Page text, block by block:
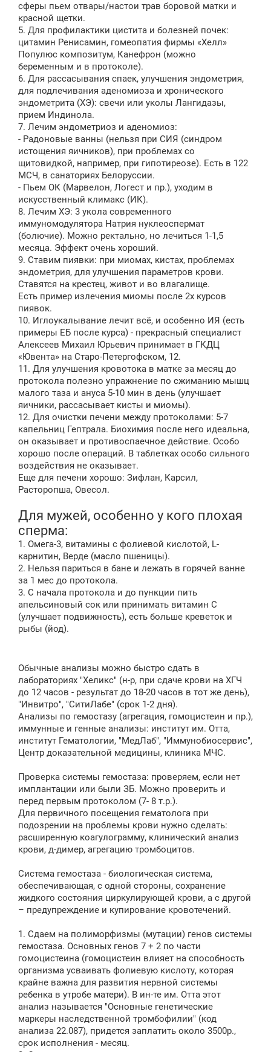
сферы пьем отвары/настои трав боровой матки и
красной щетки.
5. Для профилактики цистита и болезней почек:
цитамин Ренисамин, гомеопатия фирмы «Хелл»
Популюс композитум, Канефрон (можно
беременным и в протоколе).
6. Для рассасывания спаек, улучшения эндометрия,
для подлечивания аденомиоза и хронического
эндометрита (ХЭ): свечи или уколы Лангидазы,
прием Индинола.
7. Лечим эндометриоз и аденомиоз:​
- Радоновые ванны (нельзя при СИЯ (синдром
истощения яичников), при проблемах со
щитовидкой, например, при гипотиреозе). Есть в 122
МСЧ, в санаториях Белоруссии.
- Пьем ОК (Марвелон, Логест и пр.), уходим в
искусственный климакс (ИК).
8. Лечим ХЭ: 3 укола современного
иммуномодулятора Натрия нуклеоспермат
(болючие). Можно ректально, но лечиться 1-1,5
месяца. Эффект очень хороший.
9. Ставим пиявки: при миомах, кистах, проблемах
эндометрия, для улучшения параметров крови.
Ставятся на крестец, живот и во влагалище.
Есть пример излечения миомы после 2х курсов
пиявок.
10. Иглоукалывание лечит всё, и особенно ИЯ (есть
примеры ЕБ после курса) - прекрасный специалист
Алексеев Михаил Юрьевич принимает в ГКДЦ
«Ювента» на Старо-Петергофском, 12.
11. Для улучшения кровотока в матке за месяц до
протокола полезно упражнение по сжиманию мышц
малого таза и ануса 5-10 мин в день (улучшает
яичники, рассасывает кисты и миомы).
12. Для очистки печени между протоколами: 5-7
капельниц Гептрала. Биохимия после него идеальна,
он оказывает и противоспаечное действие. Особо
хорошо после операций. В таблетках особо сильного
воздействия не оказывает.
Еще для печени хорошо: Зифлан, Карсил,
Расторопша, Овесол.
Для мужей, особенно у кого плохая
сперма:
1. Омега-3, витамины с фолиевой кислотой, L-
карнитин, Верде (масло пшеницы).
2. Нельзя париться в бане и лежать в горячей ванне
за 1 мес до протокола.
3. С начала протокола и до пункции пить
апельсиновый сок или принимать витамин С
(улучшает подвижность), есть больше креветок и
рыбы (йод).
Обычные анализы можно быстро сдать в
лабораториях "Хеликс" (н-р, при сдаче крови на ХГЧ
до 12 часов - результат до 18-20 часов в тот же день),
"Инвитро", "СитиЛабе" (срок 1-2 дня).
Анализы по гемостазу (агрегация, гомоцистеин и пр.),
иммунные и генные анализы: институт им. Отта,
институт Гематологии, "МедЛаб", "Иммунобиосервис",
Центр доказательной медицины, клиника МЧС.
Проверка системы гемостаза: проверяем, если нет
имплантации или были ЗБ. Можно проверить и
перед первым протоколом (7- 8 т.р.).
Для первичного посещения гематолога при
подозрении на проблемы крови нужно сделать:
расширенную коагулограмму, клинический анализ
крови, д-димер, агрегацию тромбоцитов.
Система гемостаза - биологическая система,
обеспечивающая, с одной стороны, сохранение
жидкого состояния циркулирующей крови, а с другой
– предупреждение и купирование кровотечений.
1. Сдаем на полиморфизмы (мутации) генов системы
гемостаза. Основных генов 7 + 2 по части
гомоцистеина (гомоцистеин влияет на способность
организма усваивать фолиевую кислоту, которая
крайне важна для развития нервной системы
ребенка в утробе матери). В ин-те им. Отта этот
анализ называется "Основные генетические
маркеры наследственной тромбофилии" (код
анализа 22.087), придется заплатить около 3500р.,
срок исполнения - месяц.